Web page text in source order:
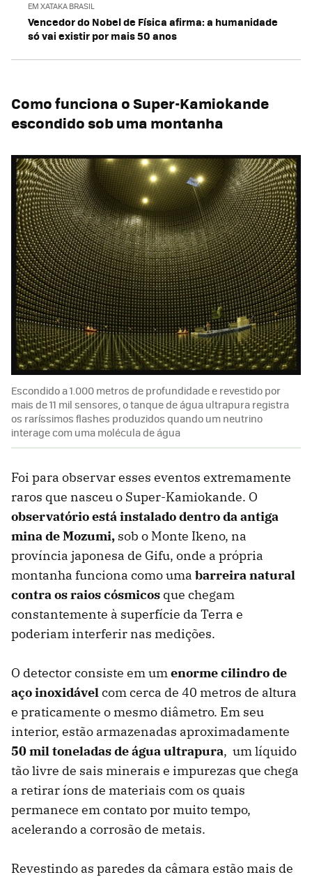
EM XATAKA BRASIL
Vencedor do Nobel de Física afirma: a humanidade
só vai existir por mais 50 anos
Como funciona o Super-Kamiokande
escondido sob uma montanha
Escondido a 1.000 metros de profundidade e revestido por
mais de 11 mil sensores, o tanque de água ultrapura registra
os raríssimos flashes produzidos quando um neutrino
interage com uma molécula de água
Foi para observar esses eventos extremamente
raros que nasceu o Super-Kamiokande. O
observatório está instalado dentro da antiga
mina de Mozumi, sob o Monte Ikeno, na
província japonesa de Gifu, onde a própria
montanha funciona como uma barreira natural
contra os raios cósmicos que chegam
constantemente à superfície da Terra e
poderiam interferir nas medições.
O detector consiste em umenorme cilindro de
aço inoxidávelcom cerca de 40 metros de altura
e praticamente o mesmo diâmetro. Em seu
interior, estão armazenadas aproximadamente
50 mil toneladas de água ultrapura, um líquido
tão livre de sais minerais e impurezas que chega
a retirar íons de materiais com os quais
permanece em contato por muito tempo,
acelerando a corrosão de metais.
Revestindo as paredes da câmara estão mais de